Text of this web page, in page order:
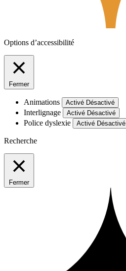
Options d’accessibilité
Fermer
Animations Activé Désactivé
Interlignage Activé Désactivé
Police dyslexie Activé Désactivé
Recherche
Fermer